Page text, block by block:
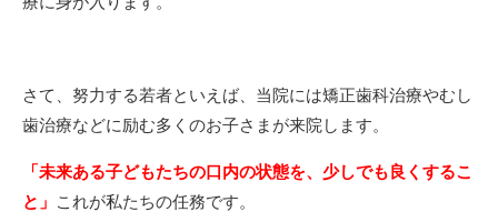
さて、努力する若者といえば、当院には矯正歯科治療やむし
歯治療などに励む多くのお子さまが来院します。
「未来ある子どもたちの口内の状態を、少しでも良くするこ
と」 これが私たちの任務です。